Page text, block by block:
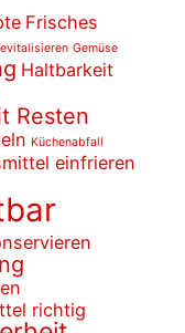
Frisches
Gemüse
Haltbarkeit
Resten
Küchenabfall
einfrieren
richtig